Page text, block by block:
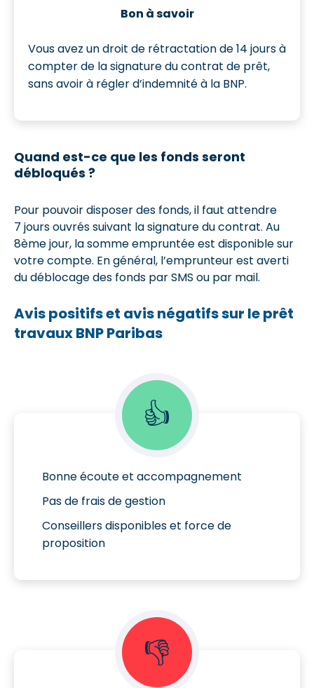
Bon à savoir
Vous avez un droit de rétractation de 14 jours à
compter de la signature du contrat de prêt,
sans avoir à régler d’indemnité à la BNP.
Quand est-ce que les fonds seront
débloqués ?
Pour pouvoir disposer des fonds, il faut attendre
7 jours ouvrés suivant la signature du contrat. Au
8ème jour, la somme empruntée est disponible sur
votre compte. En général, l’emprunteur est averti
du déblocage des fonds par SMS ou par mail.
Avis positifs et avis négatifs sur le prêt
travaux BNP Paribas
👍
Bonne écoute et accompagnement
Pas de frais de gestion
Conseillers disponibles et force de
proposition
👎